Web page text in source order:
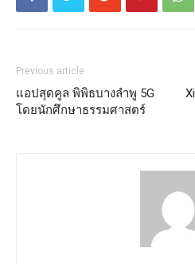
Previous article
แอปสุดคูล พิพิธบางลำพู 5G
โดยนักศึกษาธรรมศาสตร์